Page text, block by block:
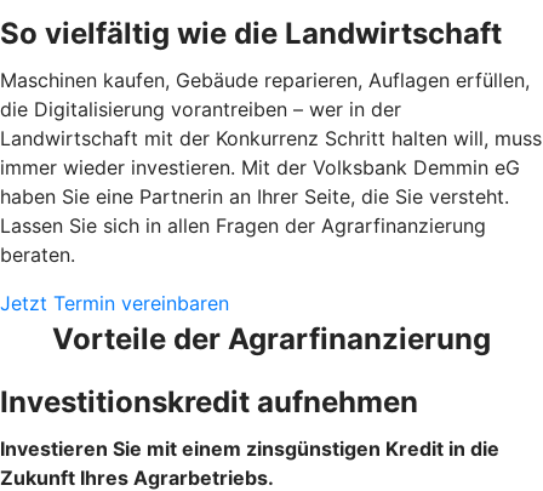
So vielfältig wie die Landwirtschaft
Maschinen kaufen, Gebäude reparieren, Auflagen erfüllen,
die Digitalisierung vorantreiben – wer in der
Landwirtschaft mit der Konkurrenz Schritt halten will, muss
immer wieder investieren. Mit der Volksbank Demmin eG
haben Sie eine Partnerin an Ihrer Seite, die Sie versteht.
Lassen Sie sich in allen Fragen der Agrarfinanzierung
beraten.
Jetzt Termin vereinbaren
Vorteile der Agrarfinanzierung
Investitionskredit aufnehmen
Investieren Sie mit einem zinsgünstigen Kredit in die
Zukunft Ihres Agrarbetriebs.